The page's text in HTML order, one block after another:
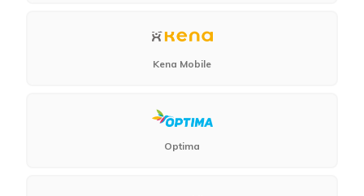
Kena Mobile
Optima